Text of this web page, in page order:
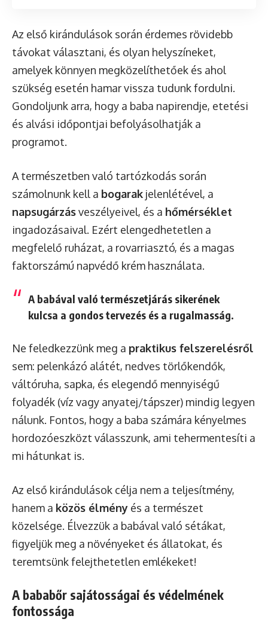
Az első kirándulások során érdemes rövidebb
távokat választani, és olyan helyszíneket,
amelyek könnyen megközelíthetőek és ahol
szükség esetén hamar vissza tudunk fordulni.
Gondoljunk arra, hogy a baba napirendje, etetési
és alvási időpontjai befolyásolhatják a
programot.
A természetben való tartózkodás során
számolnunk kell a bogarak jelenlétével, a
napsugárzásveszélyeivel, és a hőmérséklet
ingadozásaival. Ezért elengedhetetlen a
megfelelő ruházat, a rovarriasztó, és a magas
faktorszámú napvédő krém használata.
A babával való természetjárás sikerének
kulcsa a gondos tervezés és a rugalmasság.
Ne feledkezzünk meg a praktikus felszerelésről
sem: pelenkázó alátét, nedves törlőkendők,
váltóruha, sapka, és elegendő mennyiségű
folyadék (víz vagy anyatej/tápszer) mindig legyen
nálunk. Fontos, hogy a baba számára kényelmes
hordozóeszközt válasszunk, ami tehermentesíti a
mi hátunkat is.
Az első kirándulások célja nem a teljesítmény,
hanem a közös élmény és a természet
közelsége. Élvezzük a babával való sétákat,
figyeljük meg a növényeket és állatokat, és
teremtsünk felejthetetlen emlékeket!
A bababőr sajátosságai és védelmének
fontossága